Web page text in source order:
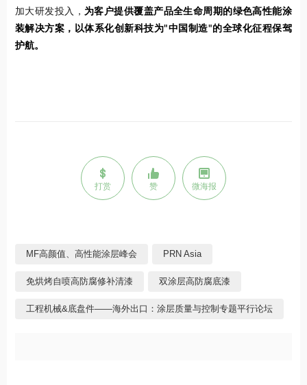
加大研发投入， 为客户提供覆盖产品全生命周期的绿色高性能涂
装解决方案，以体系化创新科技为"中国制造"的全球化征程保驾
护航。
打赏 赞 微海报
MF高颜值、高性能涂层峰会 PRN Asia
免烘烤自喷高防腐修补清漆 双涂层高防腐底漆
工程机械&底盘件——海外出口：涂层质量与控制专题平行论坛